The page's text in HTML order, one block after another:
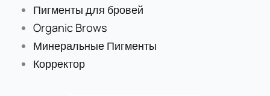
Пигменты для бровей
Organic Brows
Минеральные Пигменты
Корректор